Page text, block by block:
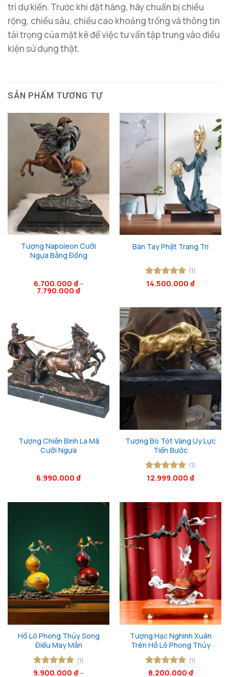
trí dự kiến. Trước khi đặt hàng, hãy chuẩn bị chiều
rộng, chiều sâu, chiều cao khoảng trống và thông tin
tải trọng của mặt kê để việc tư vấn tập trung vào điều
kiện sử dụng thật.
SẢN PHẨM TƯƠNG TỰ
Tượng Napoleon Cưỡi
Ngựa Bằng Đồng
6.700.000 ₫–
7.790.000 ₫
Bàn Tay Phật Trang Trí
Được xếp
(1)
14.500.000 ₫
Tượng Chiến Binh La Mã
Cưỡi Ngựa
6.990.000 ₫
Tượng Bò Tót Vàng Uy Lực
Tiến Bước
Được xếp
(1)
12.999.000 ₫
Hồ Lô Phong Thủy Song
Điểu May Mắn
Được xếp
(1)
9.900.000 ₫ –
Tượng Hạc Nghinh Xuân
Trên Hồ Lô Phong Thủy
Được xếp
(1)
8.200.000 ₫